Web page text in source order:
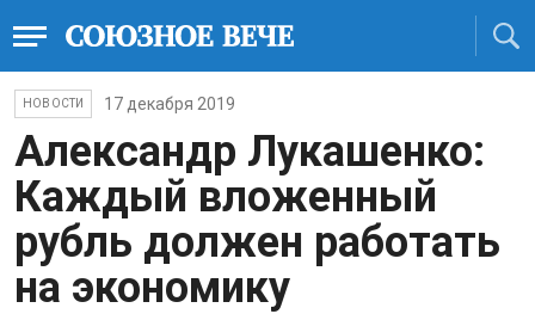
НОВОСТИ 17 декабря 2019
Александр Лукашенко:
Каждый вложенный
рубль должен работать
на экономику